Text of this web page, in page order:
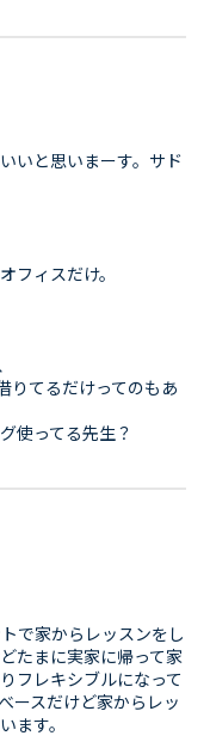
いと思いまーす。サド
フィスだけ。
りてるだけってのもあ
使ってる先生？
で家からレッスンをし
たまに実家に帰って家
フレキシブルになって
ースだけど家からレッ
ます。